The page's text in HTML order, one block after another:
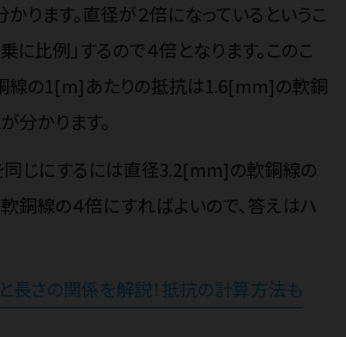
ります。直径が２倍になっているというこ
に比例」するので４倍となります。このこ
線の1[m]あたりの抵抗は1.6[mm]の軟銅
分かります。
同じにするには直径3.2[mm]の軟銅線の
銅線の４倍にすればよいので、答えはハ
長さの関係を解説！抵抗の計算方法も